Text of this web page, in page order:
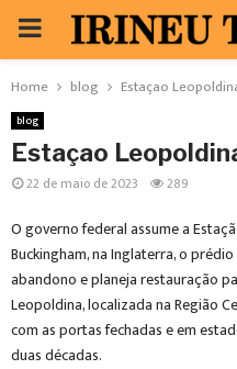
PRIMARY
MENU
Home blog Estaçao
blog
Estaçao
22 de maio de 2023 289
O governo federal assume a
Buckingham, na Inglaterra, o
abandono e planeja restauração
Leopoldina, localizada na Região
com as portas fechadas e em
duas décadas.